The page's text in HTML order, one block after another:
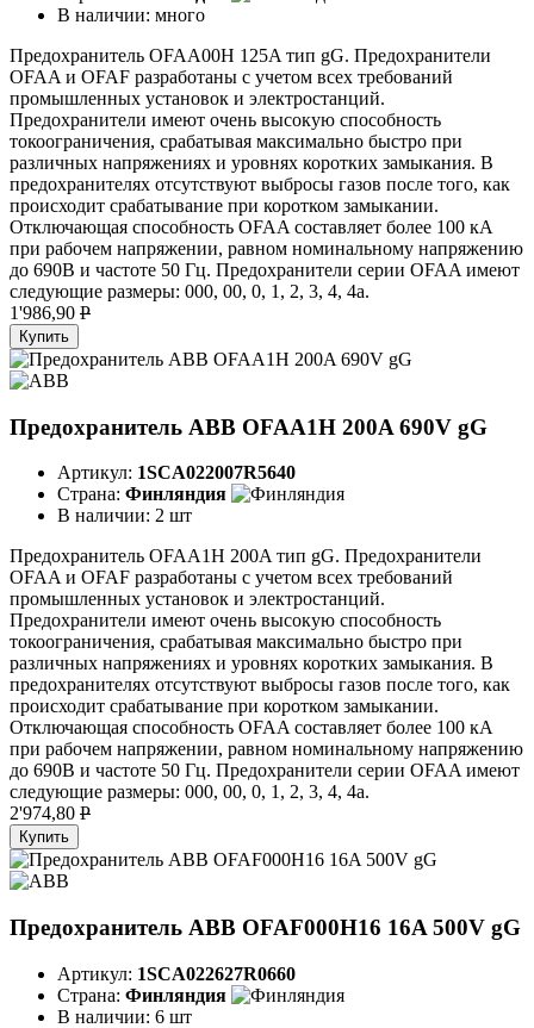
В наличии: много
Предохранитель OFAA00H 125A тип gG. Предохранители
OFAA и OFAF разработаны с учетом всех требований
промышленных установок и электростанций.
Предохранители имеют очень высокую способность
токоограничения, срабатывая максимально быстро при
различных напряжениях и уровнях коротких замыкания. В
предохранителях отсутствуют выбросы газов после того, как
происходит срабатывание при коротком замыкании.
Отключающая способность OFAA составляет более 100 кА
при рабочем напряжении, равном номинальному напряжению
до 690В и частоте 50 Гц. Предохранители серии OFAA имеют
следующие размеры: 000, 00, 0, 1, 2, 3, 4, 4а.
1'986,90 P
Купить
Предохранитель ABB OFAA1H 200A 690V gG
Артикул: 1SCA022007R5640
Страна: Финляндия
В наличии: 2 шт
Предохранитель OFAA1H 200A тип gG. Предохранители
OFAA и OFAF разработаны с учетом всех требований
промышленных установок и электростанций.
Предохранители имеют очень высокую способность
токоограничения, срабатывая максимально быстро при
различных напряжениях и уровнях коротких замыкания. В
предохранителях отсутствуют выбросы газов после того, как
происходит срабатывание при коротком замыкании.
Отключающая способность OFAA составляет более 100 кА
при рабочем напряжении, равном номинальному напряжению
до 690В и частоте 50 Гц. Предохранители серии OFAA имеют
следующие размеры: 000, 00, 0, 1, 2, 3, 4, 4а.
2'974,80 P
Купить
Предохранитель ABB OFAF000H16 16A 500V gG
Артикул: 1SCA022627R0660
Страна: Финляндия
В наличии: 6 шт